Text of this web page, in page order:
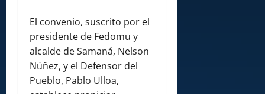
El convenio, suscrito por el
presidente de Fedomu y
alcalde de Samaná, Nelson
Núñez, y el Defensor del
Pueblo, Pablo Ulloa,